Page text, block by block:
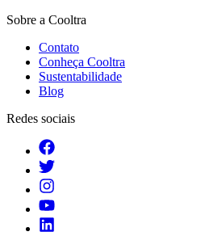
Sobre a Cooltra
Contato
Conheça Cooltra
Sustentabilidade
Blog
Redes sociais